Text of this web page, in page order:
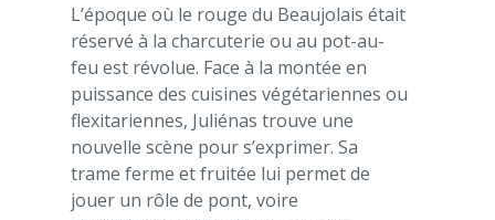
L’époque où le rouge du Beaujolais était
réservé à la charcuterie ou au pot-au-
feu est révolue. Face à la montée en
puissance des cuisines végétariennes ou
flexitariennes, Juliénas trouve une
nouvelle scène pour s’exprimer. Sa
trame ferme et fruitée lui permet de
jouer un rôle de pont, voire